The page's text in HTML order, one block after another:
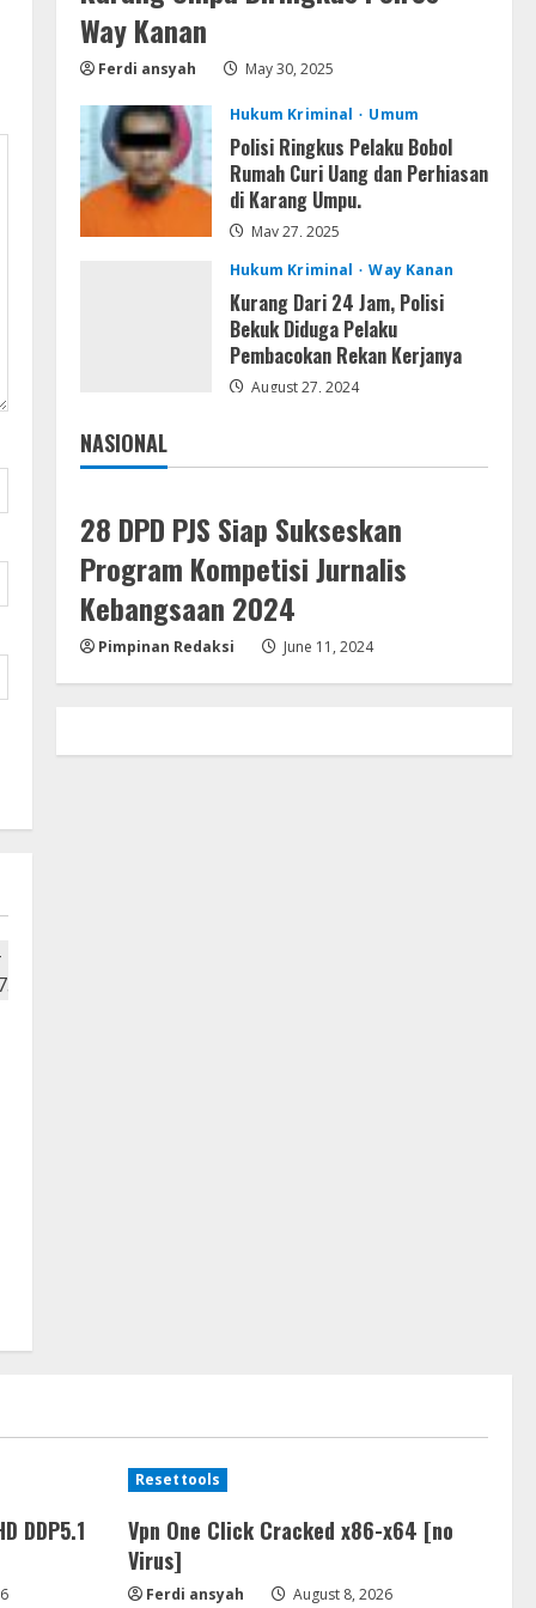
4
Resettools
[no Virus]
Resettools
GraphPad Prism Academic &
Corporate Cracked x86-x64 [no
Virus]
August 8, 2026
Way Kanan
Ferdi ansyah May 30, 2025
Hukum Kriminal Umum
Polisi Ringkus Pelaku Bobol
Rumah Curi Uang dan Perhiasan
di Karang Umpu.
May 27, 2025
Hukum Kriminal
Way Kanan
Kurang Dari 24 Jam, Polisi
Bekuk Diduga Pelaku
Pembacokan Rekan Kerjanya
August 27, 2024
NASIONAL
Jakarta
28 DPD PJS Siap Sukseskan
Program Kompetisi Jurnalis
Kebangsaan 2024
Pimpinan Redaksi June 11, 2024
DDP5.1
Resettools
Vpn One Click Cracked x86-x64 [no
Virus]
Ferdi ansyah August 8, 2026